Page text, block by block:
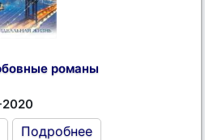
романы
Подробнее